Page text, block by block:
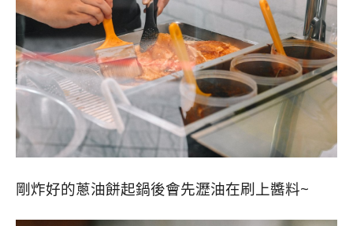
剛炸好的蔥油餅起鍋後會先瀝油在刷上醬料~